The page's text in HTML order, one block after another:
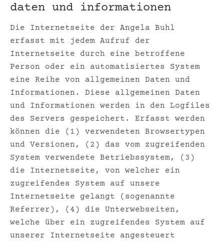
daten und informationen
Die Internetseite der Angela Buhl
erfasst mit jedem Aufruf der
Internetseite durch eine betroffene
Person oder ein automatisiertes System
eine Reihe von allgemeinen Daten und
Informationen. Diese allgemeinen Daten
und Informationen werden in den Logfiles
des Servers gespeichert. Erfasst werden
können die (1) verwendeten Browsertypen
und Versionen, (2) das vom zugreifenden
System verwendete Betriebssystem, (3)
die Internetseite, von welcher ein
zugreifendes System auf unsere
Internetseite gelangt (sogenannte
Referrer), (4) die Unterwebseiten,
welche über ein zugreifendes System auf
unserer Internetseite angesteuert